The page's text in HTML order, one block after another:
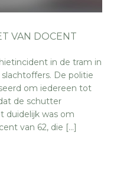
VAN DOCENT
in de tram in
De politie
om iedereen tot
de schutter
duidelijk was om
van 62, die […]